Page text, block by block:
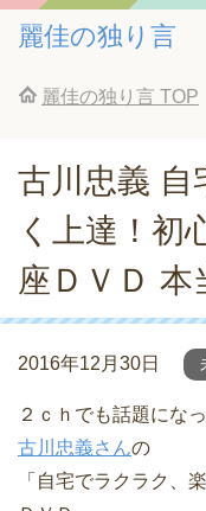
麗佳の独り言
麗佳の独り言 TOP
古川忠義 自
く上達！初
座ＤＶＤ 本
2016年12月30日
２ｃｈでも話題にな
古川忠義さんの
「自宅でラクラク、